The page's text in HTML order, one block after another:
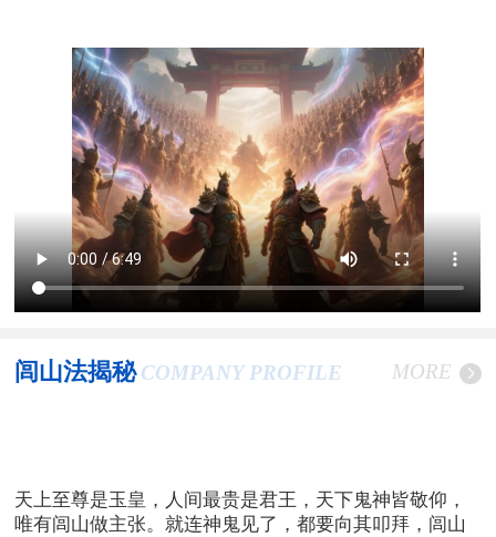
闾山法揭秘 COMPANY PROFILE MORE
天上至尊是玉皇，人间最贵是君王，天下鬼神皆敬仰，
唯有闾山做主张。就连神鬼见了，都要向其叩拜，闾山